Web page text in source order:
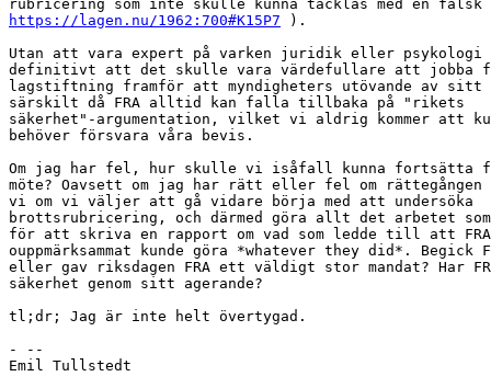
https://lagen.nu/1962:700#K15P7 ).
Utan att vara expert på varken juridik eller
definitivt att det skulle vara värdefullare att jobba
lagstiftning framför att myndigheters utövande av sitt
särskilt då FRA alltid kan falla tillbaka på "rikets
säkerhet"-argumentation, vilket vi aldrig kommer att
behöver försvara våra bevis.
Om jag har fel, hur skulle vi isåfall kunna fortsätta
möte? Oavsett om jag har rätt eller fel om
vi om vi väljer att gå vidare börja med att undersöka
brottsrubricering, och därmed göra allt det arbetet
för att skriva en rapport om vad som ledde till att
ouppmärksammat kunde göra *whatever they did*. Begick
eller gav riksdagen FRA ett väldigt stor mandat? Har
säkerhet genom sitt agerande?
tl;dr; Jag är inte helt övertygad.
- --
Emil Tullstedt